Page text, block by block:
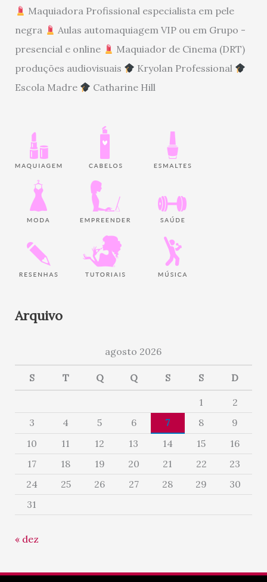
Maquiadora Profissional especialista em pele
negra
Aulas automaquiagem VIP ou em Grupo -
presencial e online
Maquiador de Cinema (DRT)
produções audiovisuais
Kryolan Professional
Escola Madre
Catharine Hill
Arquivo
agosto 2026
S T Q Q S S D
1
2
3
4 5 6 7 8
9
10
11 12 13 14 15
16
17
18 19 20 21 22
23
24
25 26 27 28 29
30
31
« dez